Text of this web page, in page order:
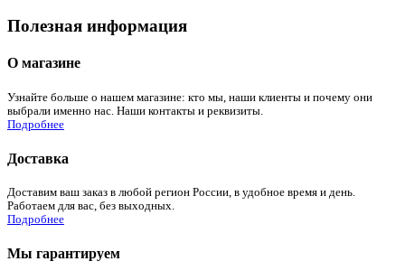
Полезная информация
О магазине
Узнайте больше о нашем магазине: кто мы, наши клиенты и почему они
выбрали именно нас. Наши контакты и реквизиты.
Подробнее
Доставка
Доставим ваш заказ в любой регион России, в удобное время и день.
Работаем для вас, без выходных.
Подробнее
Мы гарантируем